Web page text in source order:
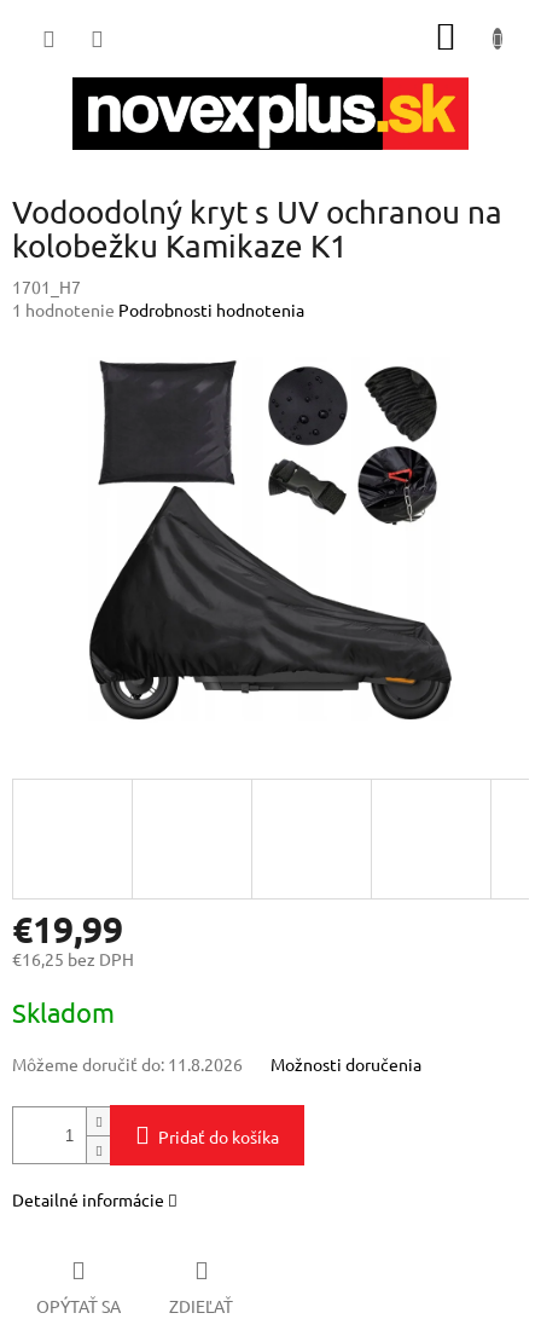
Vodoodolný kryt s UV ochranou na
kolobežku Kamikaze K1
1701_H7
Priemerné
hviezdičiek.
1 hodnotenie Podrobnosti hodnotenia
€19,99
€16,25 bez DPH
cena:
Skladom
Môžeme doručiť do: 11.8.2026 Možnosti doručenia
Pridať do košíka
Detailné informácie
OPÝTAŤ SA ZDIEĽAŤ